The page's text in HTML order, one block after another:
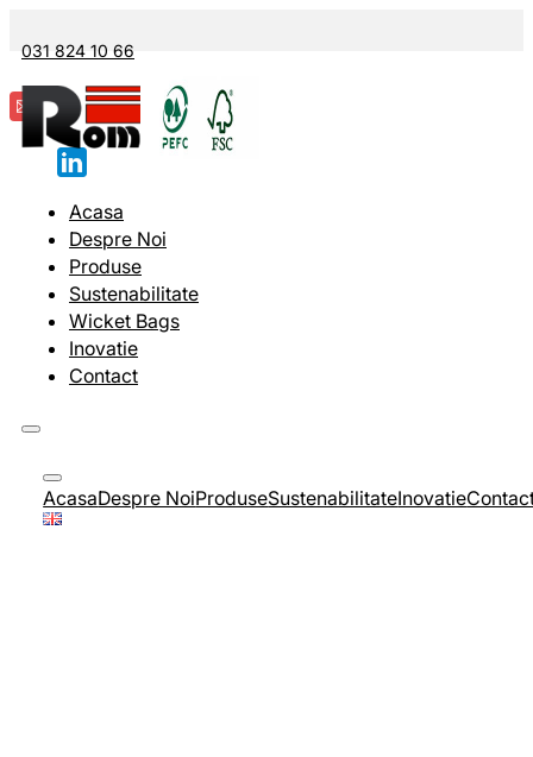
031 824 10 66
Acasa
Despre Noi
Produse
Sustenabilitate
Wicket Bags
Inovatie
Contact
AcasaDespre NoiProduseSustenabilitateInovatie